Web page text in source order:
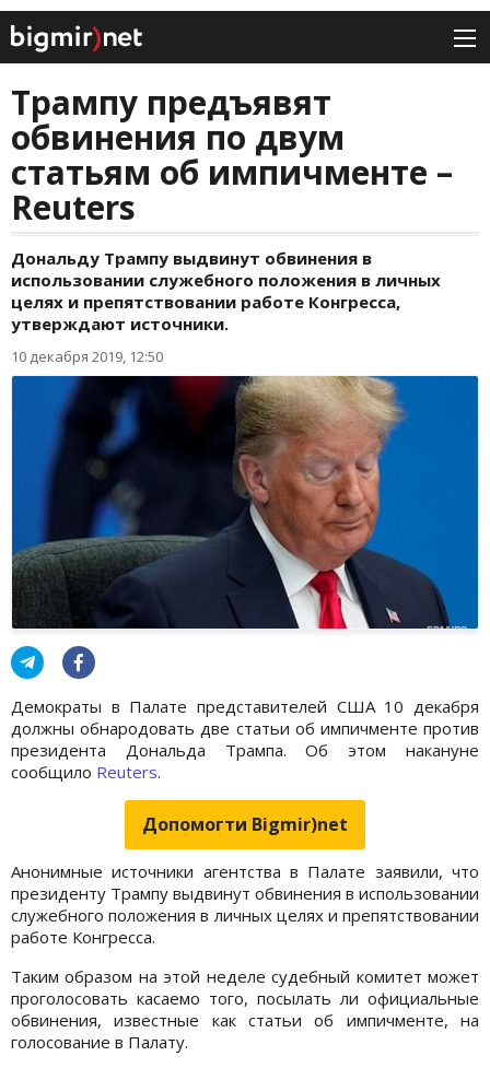
Трампу предъявят
обвинения по двум
статьям об импичменте –
Reuters
Дональду Трампу выдвинут обвинения в
использовании служебного положения в личных
целях и препятствовании работе Конгресса,
утверждают источники.
10 декабря 2019, 12:50
Демократы в Палате представителей США 10 декабря
должны обнародовать две статьи об импичменте против
президента Дональда Трампа. Об этом накануне
сообщило Reuters.
Допомогти Bigmir)net
Анонимные источники агентства в Палате заявили, что
президенту Трампу выдвинут обвинения в использовании
служебного положения в личных целях и препятствовании
работе Конгресса.
Таким образом на этой неделе судебный комитет может
проголосовать касаемо того, посылать ли официальные
обвинения, известные как статьи об импичменте, на
голосование в Палату.